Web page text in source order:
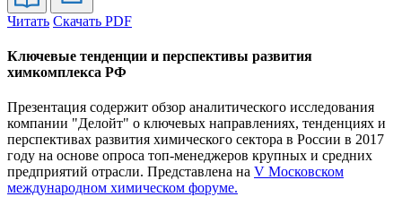
Читать Скачать PDF
Ключевые тенденции и перспективы развития
химкомплекса РФ
Презентация содержит обзор аналитического исследования
компании "Делойт" о ключевых направлениях, тенденциях и
перспективах развития химического сектора в России в 2017
году на основе опроса топ-менеджеров крупных и средних
предприятий отрасли. Представлена на V Московском
международном химическом форуме.